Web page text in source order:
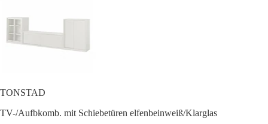
TONSTAD
TV-/Aufbkomb. mit Schiebetüren elfenbeinweiß/Klarglas